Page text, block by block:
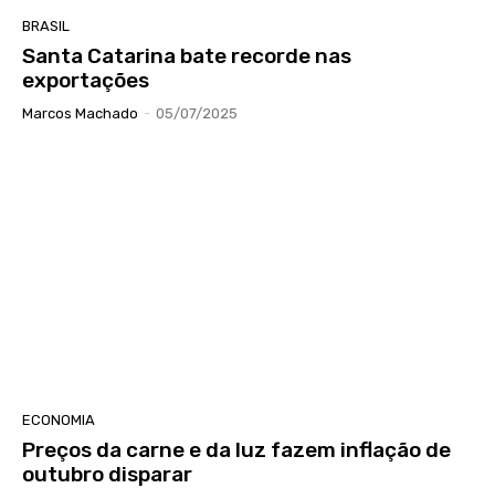
BRASIL
Santa Catarina bate recorde nas
exportações
Marcos Machado - 05/07/2025
ECONOMIA
Preços da carne e da luz fazem inflação de
outubro disparar